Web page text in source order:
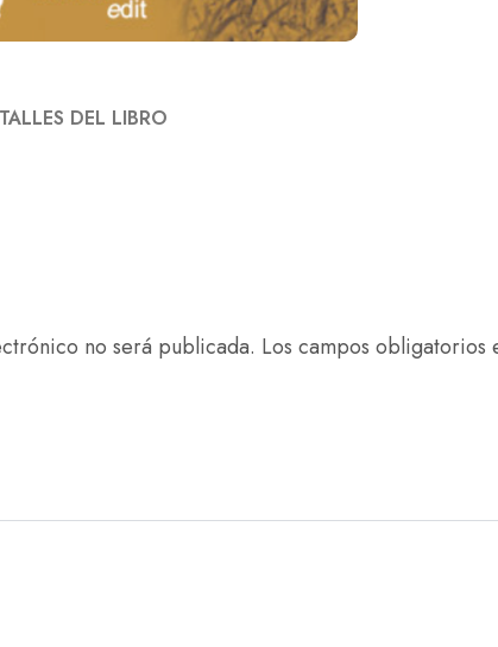
DEL LIBRO
no será publicada. Los campos obligatorios